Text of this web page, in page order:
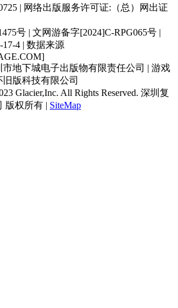
粤ICP备06719525号| 增值电信业务经营
| 网络出版服务许可证:（总）网出证
号 | 文网游备字[2024]C-RPG065号 |
4 | 数据来源
地下城电子出版物有限责任公司 | 游戏
版科技有限公司
Glacier,Inc. All Rights Reserved. 深圳复